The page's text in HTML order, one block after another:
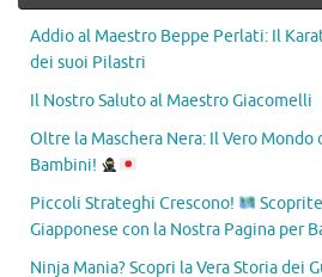
Addio al Maestro Beppe Perlati: Il
dei suoi Pilastri
Il Nostro Saluto al Maestro Giacomelli
Oltre la Maschera Nera: Il Vero Mondo
Bambini!
Piccoli Strateghi Crescono!
Giapponese con la Nostra Pagina per
Ninja Mania? Scopri la Vera Storia dei